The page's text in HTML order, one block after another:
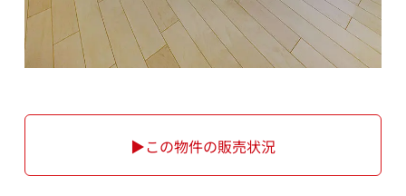
▶この物件の販売状況